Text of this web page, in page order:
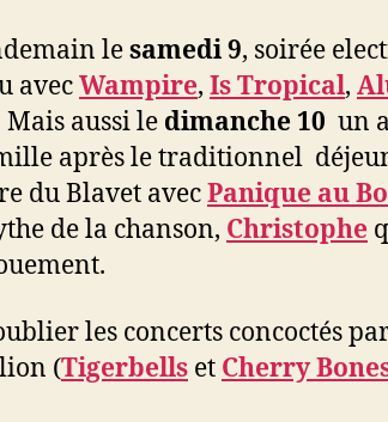
lesamedi 9, soirée
avecWampire, Is Tropical,
Mais aussi le dimanche 10 un
après le traditionnel
du Blavet avecPanique au
de la chanson, Christophe
les concerts concoctés
(Tigerbells et Cherry